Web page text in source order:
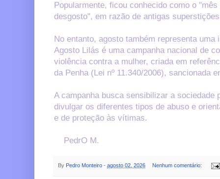
Popularmente, ficou conhecido como o
desgosto", em razão de antigas
No entanto, agosto também representa
Agosto Lilás é uma campanha nacional de
violência contra a mulher, criada em
da Penha (Lei nº 11.340/2006), sancionada
A campanha busca sensibilizar a sociedade
divulgar os diferentes tipos de abuso e
e de proteção às vítimas.
PedrO M.
By Pedro Monteiro - agosto 02, 2026 Nenhum comentário: